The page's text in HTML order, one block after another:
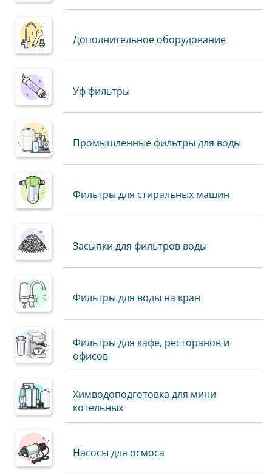
Дополнительное оборудование
Уф фильтры
Промышленные фильтры для воды
Фильтры для стиральных машин
Засыпки для фильтров воды
Фильтры для воды на кран
Фильтры для кафе, ресторанов и
офисов
Химводоподготовка для мини
котельных
Насосы для осмоса